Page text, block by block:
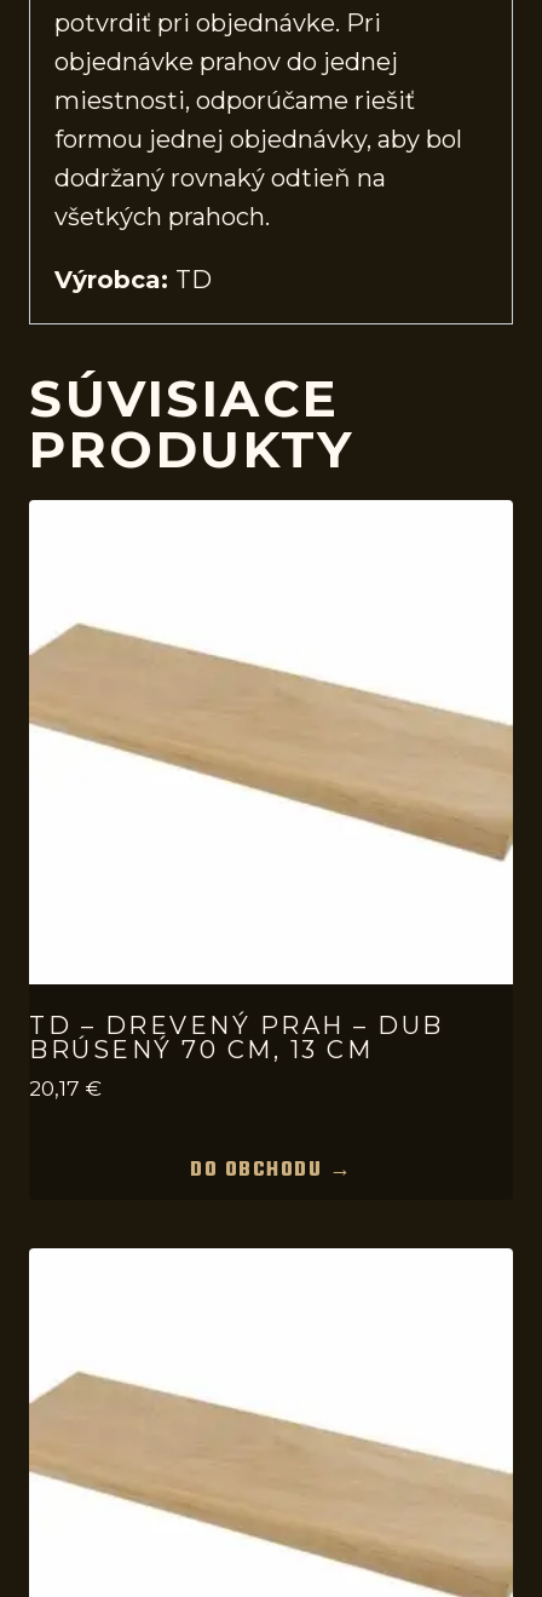
potvrdiť pri objednávke. Pri
objednávke prahov do jednej
miestnosti, odporúčame riešiť
formou jednej objednávky, aby bol
dodržaný rovnaký odtieň na
všetkých prahoch.
Výrobca: TD
SÚVISIACE
PRODUKTY
TD – DREVENÝ PRAH – DUB
BRÚSENÝ 70 CM, 13 CM
20,17 €
DO OBCHODU →